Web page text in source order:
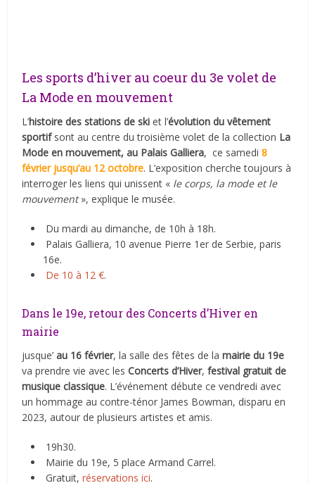
Les sports d’hiver au coeur du 3e volet de
La Mode en mouvement
L’histoire des stations de ski et l’évolution du vêtement
sportif sont au centre du troisième volet de la collection La
Mode en mouvement, au Palais Galliera, ce samedi8
février jusqu’au 12 octobre. L’exposition cherche toujours à
interroger les liens qui unissent « le corps, la mode et le
mouvement», explique le musée.
Du mardi au dimanche, de 10h à 18h.
Palais Galliera, 10 avenue Pierre 1er de Serbie, paris
16e.
De 10 à 12 €.
Dans le 19e, retour des Concerts d’Hiver en
mairie
jusque’au 16 février, la salle des fêtes de lamairie du 19e
va prendre vie avec lesConcerts d’Hiver,festival gratuit de
musique classique. L’événement débute ce vendredi avec
un hommage au contre-ténor James Bowman, disparu en
2023, autour de plusieurs artistes et amis.
19h30.
Mairie du 19e, 5 place Armand Carrel.
Gratuit,réservations ici.